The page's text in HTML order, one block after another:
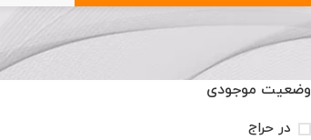
وضعیت موجودی
در حراج